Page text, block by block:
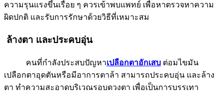
ความรุนแรงขึ้นเรื่อย ๆ ควรเข้าพบแพทย์ เพื่อหาตรวจหาความ
ผิดปกติ และรับการรักษาด้วยวิธีที่เหมาะสม
ล้างตา และประคบอุ่น
คนที่กำลังประสบปัญหาเปลือกตาอักเสบ ต่อมไขมัน
เปลือกตาอุดตันหรือมีอาการตาล้า สามารถประคบอุ่น และล้าง
ตา ทำความสะอาดบริเวณรอบดวงตา เพื่อเป็นการบรรเทา